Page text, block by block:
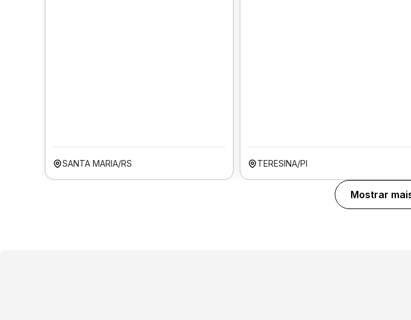
SANTA MARIA/RS TERESINA/PI
Mostrar